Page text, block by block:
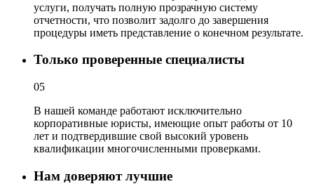
услуги, получать полную прозрачную систему
отчетности, что позволит задолго до завершения
процедуры иметь представление о конечном результате.
Только проверенные специалисты
05
В нашей команде работают исключительно
корпоративные юристы, имеющие опыт работы от 10
лет и подтвердившие свой высокий уровень
квалификации многочисленными проверками.
Нам доверяют лучшие